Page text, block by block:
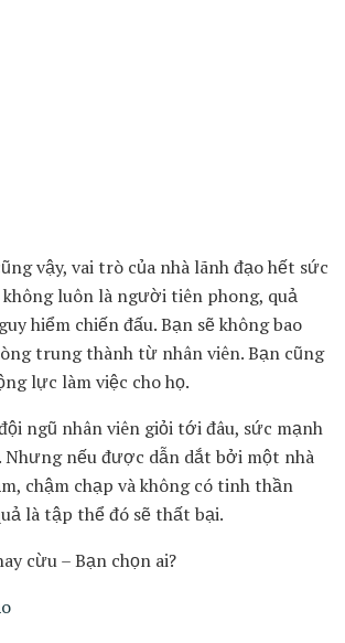
vậy, vai trò của nhà lãnh đạo hết sức
luôn là người tiên phong, quả
hiểm chiến đấu. Bạn sẽ không bao
trung thành từ nhân viên. Bạn cũng
lực làm việc cho họ.
ngũ nhân viên giỏi tới đâu, sức mạnh
Nhưng nếu được dẫn dắt bởi một nhà
chậm chạp và không có tinh thần
là tập thể đó sẽ thất bại.
cừu – Bạn chọn ai?